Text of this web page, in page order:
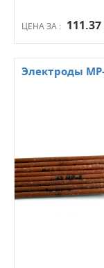
ЦЕНА ЗА : 111.37
Электроды